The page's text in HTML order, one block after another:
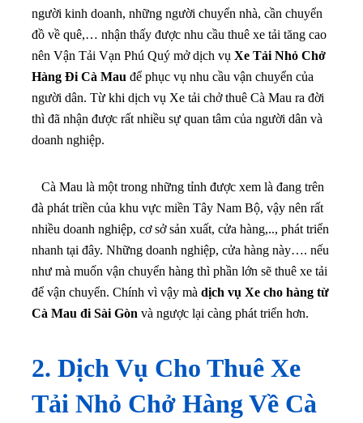
người kinh doanh, những người chuyển nhà, cần chuyển
đồ về quê,… nhận thấy được nhu cầu thuê xe tải tăng cao
nên Vận Tải Vạn Phú Quý mở dịch vụ Xe Tải Nhỏ Chở
Hàng Đi Cà Mau để phục vụ nhu cầu vận chuyển của
người dân. Từ khi dịch vụ Xe tải chở thuê Cà Mau ra đời
thì đã nhận được rất nhiều sự quan tâm của người dân và
doanh nghiệp.
Cà Mau là một trong những tỉnh được xem là đang trên
đà phát triền của khu vực miền Tây Nam Bộ, vậy nên rất
nhiều doanh nghiệp, cơ sở sản xuất, cửa hàng,.., phát triển
nhanh tại đây. Những doanh nghiệp, cửa hàng này…. nếu
như mà muốn vận chuyển hàng thì phần lớn sẽ thuê xe tải
để vận chuyển. Chính vì vậy mà dịch vụ Xe cho hàng từ
Cà Mau đi Sài Gòn và ngược lại càng phát triển hơn.
2. Dịch Vụ Cho Thuê Xe
Tải Nhỏ Chở Hàng Về Cà